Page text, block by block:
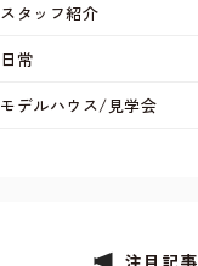
スタッフ紹介
日常
モデルハウス/見学会
注目記事